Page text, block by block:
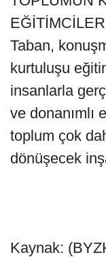
Taban,
kurtuluşu
insanlarla
ve donanımlı
toplum çok
dönüşecek
Kaynak: